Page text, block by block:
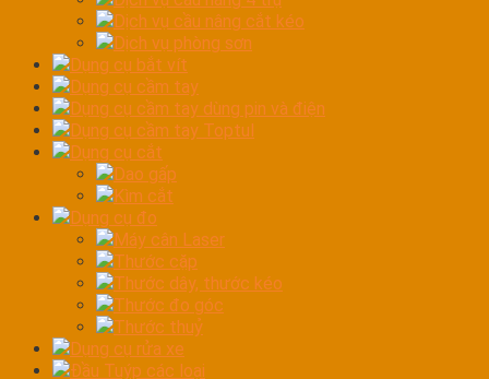
Dịch vụ cầu nâng cắt kéo
Dịch vụ phòng sơn
Dụng cụ bắt vít
Dụng cụ cầm tay
Dụng cụ cầm tay dùng pin và điện
Dụng cụ cầm tay Toptul
Dụng cụ cắt
Dao gấp
Kìm cắt
Dụng cụ đo
Máy cân Laser
Thước cặp
Thước dây, thước kéo
Thước đo góc
Thước thuỷ
Dụng cụ rửa xe
Đầu Tuýp các loại